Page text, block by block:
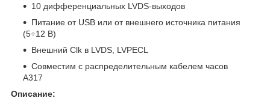
10 дифференциальных LVDS-выходов
Питание от USB или от внешнего источника питания
(5÷12 В)
Внешний Clk в LVDS, LVPECL
Совместим с распределительным кабелем часов
A317
Описание: